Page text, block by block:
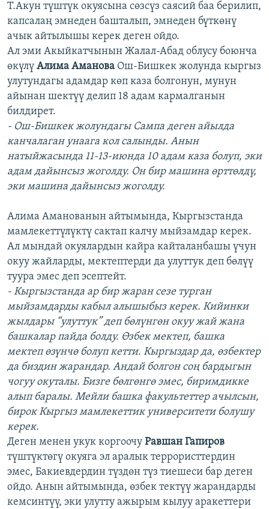
Т.Акун түштүк окуясына сөзсүз саясий баа берилип,
капсалаң эмнеден башталып, эмнеден бүткөнү
ачык айтылышы керек деген ойдо.
Ал эми Акыйкатчынын Жалал-Абад облусу боюнча
өкүлү Алима Аманова Ош-Бишкек жолунда кыргыз
улутундагы адамдар көп каза болгонун, мунун
айынан шектүү делип 18 адам кармалганын
билдирет.
- Ош-Бишкек жолундагы Сампа деген айылда
канчалаган унаага кол салынды. Анын
натыйжасында 11-13-июнда 10 адам каза болуп, эки
адам дайынсыз жоголду. Он бир машина өрттөлдү,
эки машина дайынсыз жоголду.
Алима Аманованын айтымында, Кыргызстанда
мамлекеттүлүктү сактап калчу мыйзамдар керек.
Ал мындай окуялардын кайра кайталанбашы үчун
окуу жайларды, мектептерди да улуттук деп бөлүү
туура эмес деп эсептейт.
- Кыргызстанда ар бир жаран сезе турган
мыйзамдарды кабыл алышыбыз керек. Кийинки
жылдары “улуттук” деп бөлүнгөн окуу жай жана
башкалар пайда болду. Өзбек мектеп, башка
мектеп өзүнчө болуп кетти. Кыргыздар да, өзбектер
да биздин жарандар. Андай болгон соң бардыгын
чогуу окуталы. Бизге бөлгөнгө эмес, биримдикке
алып баралы. Мейли башка факультеттер ачылсын,
бирок Кыргыз мамлекеттик университети болушу
керек.
Деген менен укук коргоочу Равшан Гапиров
түштүктөгү окуяга эл аралык террористтердин
эмес, Бакиевдердин түздөн түз тиешеси бар деген
ойдо. Анын айтымында, өзбек тектүү жарандарды
кемсинтүү, эки улутту ажырым кылуу аракеттери